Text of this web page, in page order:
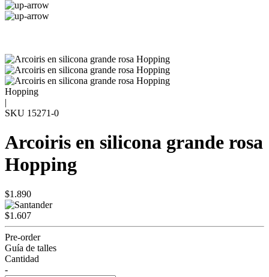
Hopping
|
SKU 15271-0
Arcoiris en silicona grande rosa
Hopping
$1.890
$1.607
Pre-order
Guía de talles
Cantidad
-